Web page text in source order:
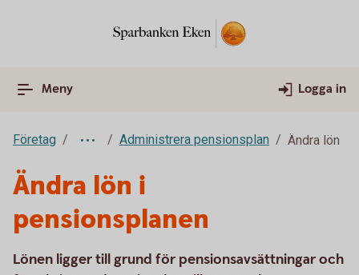
Meny Logga in
Företag Administrera pensionsplan Ändra lön
Ändra lön i
pensionsplanen
Lönen ligger till grund för pensionsavsättningar och